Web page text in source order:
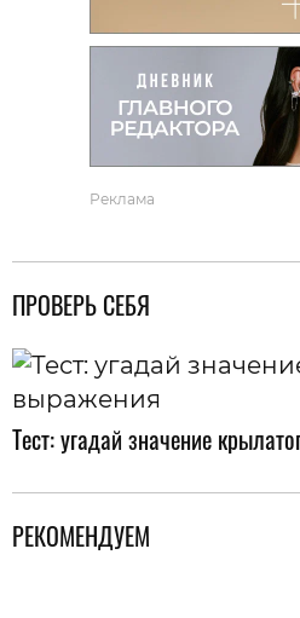
Реклама
ПРОВЕРЬ СЕБЯ
Тест: угадай значение
РЕКОМЕНДУЕМ